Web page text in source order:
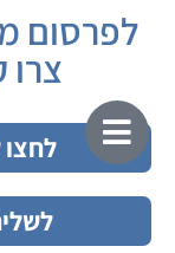
לפרסום
לחצו